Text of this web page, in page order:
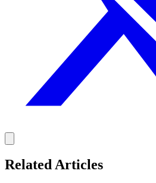
Related Articles